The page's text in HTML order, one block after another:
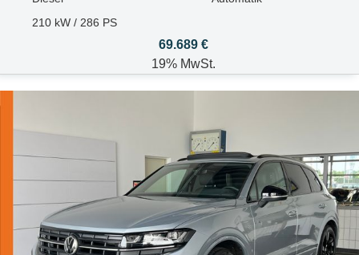
210 kW / 286 PS
69.689 €
19% MwSt.